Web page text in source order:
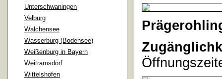
Unterschwaningen
Velburg
Walchensee
Wasserburg (Bodensee)
Weißenburg in Bayern
Weitramsdorf
Wittelshofen